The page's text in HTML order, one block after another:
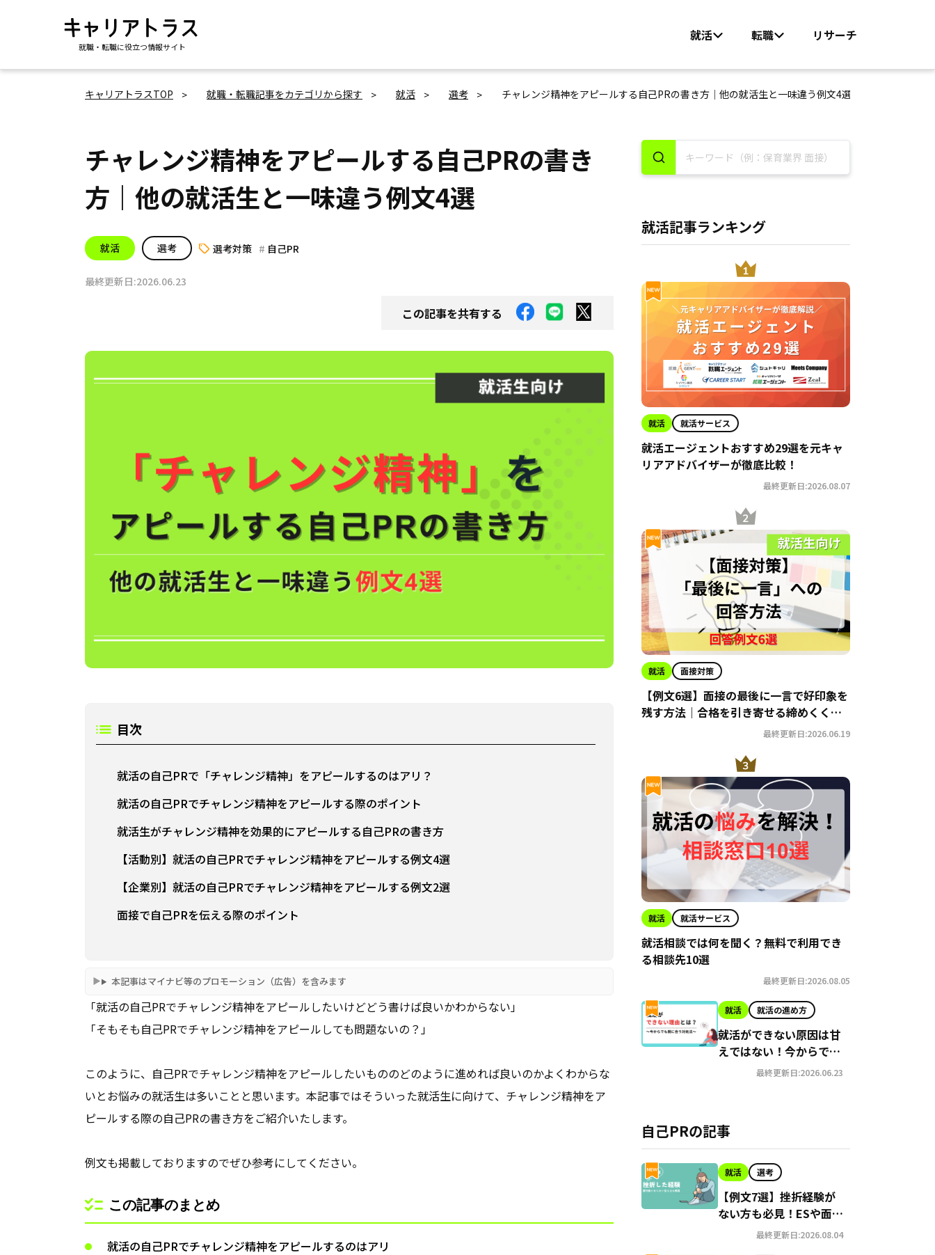
就職・転職に役立つ情報サイト
就活 転職 リサーチ
キャリアトラスTOP 就職・転職記事をカテゴリから探す 就活 選考 チャレンジ精神をアピールする自己PRの書き方｜他の就活生と一味違う例文4選
チャレンジ精神をアピールする自己PRの書き
方｜他の就活生と一味違う例文4選
就活 選考 選考対策 自己PR
最終更新日:2026.06.23
この記事を共有する
目次
就活の自己PRで「チャレンジ精神」をアピールするのはアリ？
就活の自己PRでチャレンジ精神をアピールする際のポイント
就活生がチャレンジ精神を効果的にアピールする自己PRの書き方
【活動別】就活の自己PRでチャレンジ精神をアピールする例文4選
【企業別】就活の自己PRでチャレンジ精神をアピールする例文2選
面接で自己PRを伝える際のポイント
本記事はマイナビ等のプロモーション（広告）を含みます
「就活の自己PRでチャレンジ精神をアピールしたいけどどう書けば良いかわからない」
「そもそも自己PRでチャレンジ精神をアピールしても問題ないの？」
このように、自己PRでチャレンジ精神をアピールしたいもののどのように進めれば良いのかよくわからな
いとお悩みの就活生は多いことと思います。本記事ではそういった就活生に向けて、チャレンジ精神をア
ピールする際の自己PRの書き方をご紹介いたします。
例文も掲載しておりますのでぜひ参考にしてください。
この記事のまとめ
就活の自己PRでチャレンジ精神をアピールするのはアリ
就活記事ランキング
就活 就活サービス
就活エージェントおすすめ29選を元キャ
リアアドバイザーが徹底比較！
最終更新日:2026.08.07
就活 面接対策
【例文6選】面接の最後に一言で好印象を
残す方法｜合格を引き寄せる締めくくり
最終更新日:2026.06.19
就活 就活サービス
就活相談では何を聞く？無料で利用でき
る相談先10選
最終更新日:2026.08.05
就活 就活の進め方
就活ができない原因は甘
えではない！今からでも
間に合う就職への対処法
最終更新日:2026.06.23
自己PRの記事
就活 選考
【例文7選】挫折経験が
ない方も必見！ESや面接
でアピールする方法
最終更新日:2026.08.04